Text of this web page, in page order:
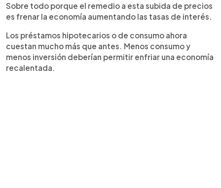
Sobre todo porque el remedio a esta subida de precios
es frenar la economía aumentando las tasas de interés.
Los préstamos hipotecarios o de consumo ahora
cuestan mucho más que antes. Menos consumo y
menos inversión deberían permitir enfriar una economía
recalentada.